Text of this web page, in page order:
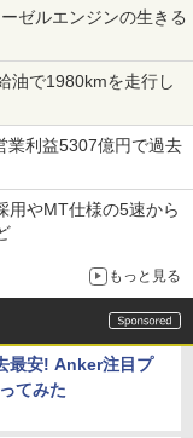
ゼルエンジンの生きる
油で1980kmを走行し
業利益5307億円で過去
用やMT仕様の5速から
もっと見る
最安! Anker注目プ
てみた